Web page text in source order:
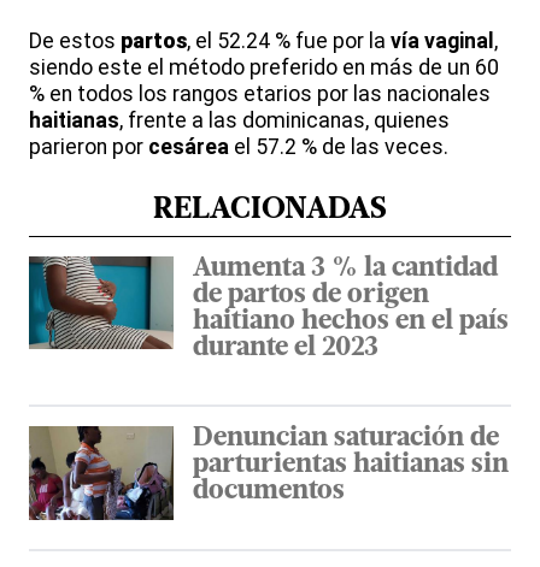
De estos partos, el 52.24 % fue por la vía vaginal ,
siendo este el método preferido en más de un 60
% en todos los rangos etarios por las nacionales
haitianas, frente a las dominicanas, quienes
parieron por cesárea el 57.2 % de las veces.
RELACIONADAS
Aumenta 3 % la cantidad
de partos de origen
haitiano hechos en el país
durante el 2023
Denuncian saturación de
parturientas haitianas sin
documentos